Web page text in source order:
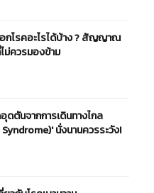
กโรคอะไรได้บ้าง ? สัญญาณ
ม่ควรมองข้าม
ดตันจากการเดินทางไกล
นั่งนานควรระวัง!